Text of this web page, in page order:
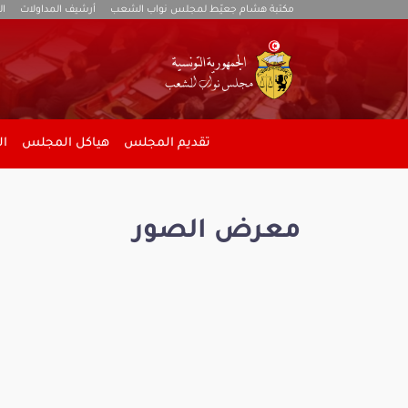
مكتبة هشام جعيّط لمجلس نواب الشعب أرشيف المداولات
تقديم المجلس هياكل المجلس
معرض الصور